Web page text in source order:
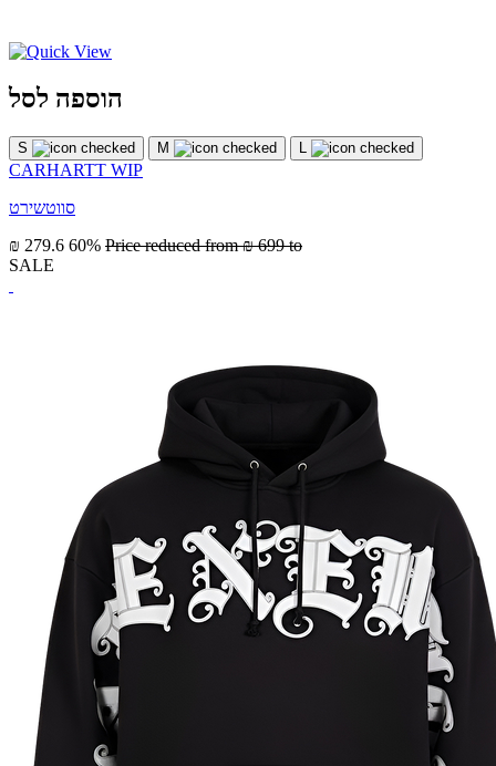
הוספה לסל
S M L
CARHARTT WIP
סווטשירט
₪ 279.6 60% Price reduced from₪ 699 to
SALE